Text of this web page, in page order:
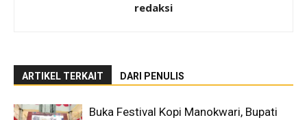
redaksi
ARTIKEL TERKAIT DARI PENULIS
Buka Festival Kopi Manokwari, Bupati